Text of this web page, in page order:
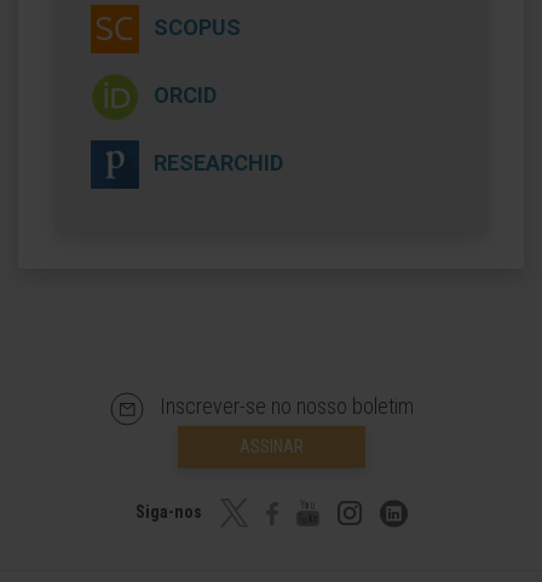
SCOPUS
ORCID
RESEARCHID
Inscrever-se no nosso boletim
ASSINAR
Siga-nos